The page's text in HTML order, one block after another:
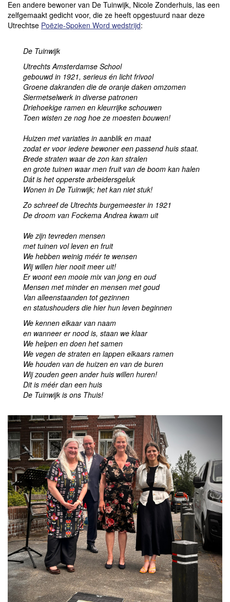
Een andere bewoner van De Tuinwijk, Nicole Zonderhuis, las een
zelfgemaakt gedicht voor, die ze heeft opgestuurd naar deze
Utrechtse Poëzie-Spoken Word wedstrijd:
De Tuinwijk
Utrechts Amsterdamse School
gebouwd in 1921, serieus én licht frivool
Groene dakranden die de oranje daken omzomen
Siermetselwerk in diverse patronen
Driehoekige ramen en kleurrijke schouwen
Toen wisten ze nog hoe ze moesten bouwen!
Huizen met variaties in aanblik en maat
zodat er voor iedere bewoner een passend huis staat.
Brede straten waar de zon kan stralen
en grote tuinen waar men fruit van de boom kan halen
Dát is het opperste arbeidersgeluk
Wonen in De Tuinwijk; het kan niet stuk!
Zo schreef de Utrechts burgemeester in 1921
De droom van Fockema Andrea kwam uit
We zijn tevreden mensen
met tuinen vol leven en fruit
We hebben weinig méér te wensen
Wij willen hier nooit meer uit!
Er woont een mooie mix van jong en oud
Mensen met minder en mensen met goud
Van alleenstaanden tot gezinnen
en statushouders die hier hun leven beginnen
We kennen elkaar van naam
en wanneer er nood is, staan we klaar
We helpen en doen het samen
We vegen de straten en lappen elkaars ramen
We houden van de huizen en van de buren
Wij zouden geen ander huis willen huren!
Dit is méér dan een huis
De Tuinwijk is ons Thuis!